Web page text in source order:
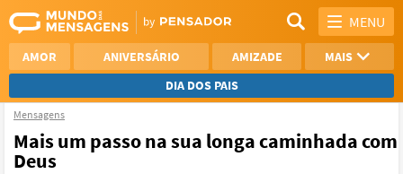
MENU
AMOR ANIVERSÁRIO AMIZADE
MAIS
DIA DOS PAIS
AGRADECIMENTO
Mensagens
Mais um passo na sua longa caminhada com
Deus